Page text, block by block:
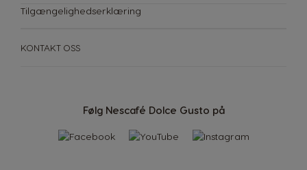
Sammenlign maskiner
Følg Nescafé Dolce Gusto på
KONTAKT OSS
Tilgængelighedserklæring